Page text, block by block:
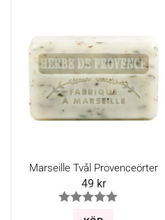
Marseille Tvål Provenceörter
49 kr